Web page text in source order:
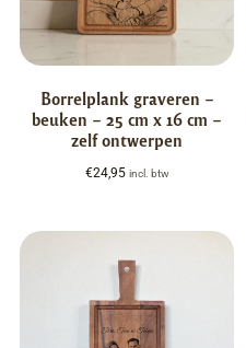
Borrelplank graveren –
beuken – 25 cm x 16 cm –
zelf ontwerpen
€24,95 incl. btw